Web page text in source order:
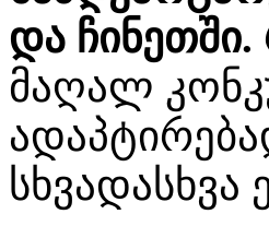
და ჩინეთში.
მაღალ